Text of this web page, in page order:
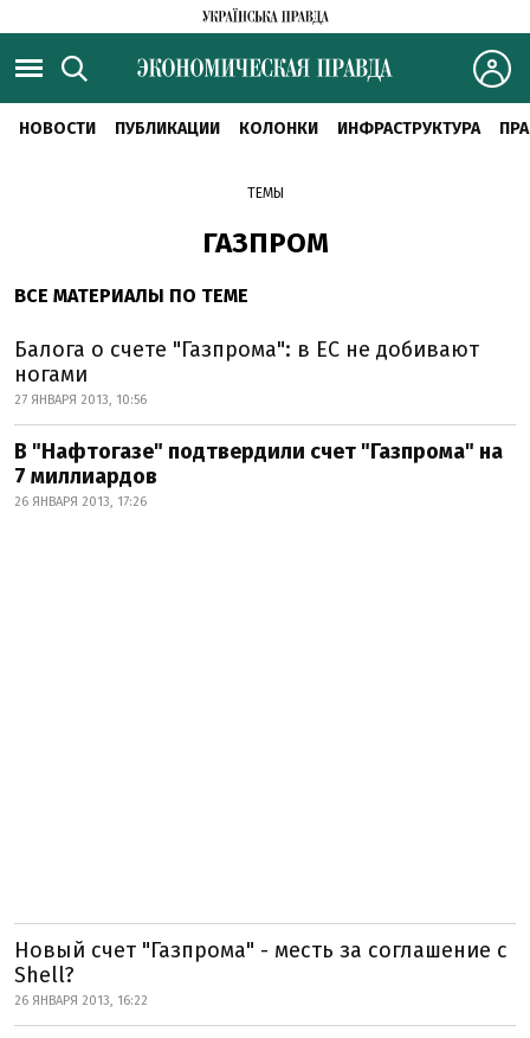
НОВОСТИ ПУБЛИКАЦИИ КОЛОНКИ ИНФРАСТРУКТУРА
ТЕМЫ
ГАЗПРОМ
ВСЕ МАТЕРИАЛЫ ПО ТЕМЕ
Балога о счете "Газпрома": в ЕС не добивают
ногами
27 ЯНВАРЯ 2013, 10:56
В "Нафтогазе" подтвердили счет "Газпрома" на
7 миллиардов
26 ЯНВАРЯ 2013, 17:26
Новый счет "Газпрома" - месть за соглашение с
Shell?
26 ЯНВАРЯ 2013, 16:22